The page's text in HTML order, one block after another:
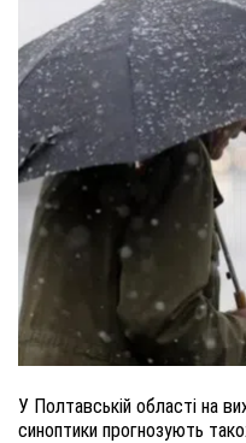
У Полтавській області на
синоптики прогнозують